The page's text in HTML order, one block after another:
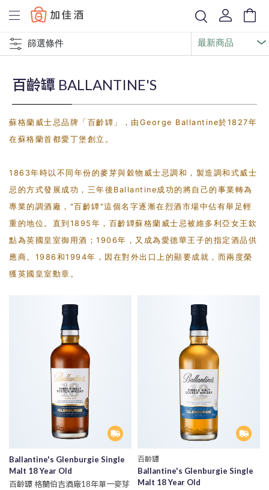
Baccus
篩選條件
百齡罈 BALLANTINE'S
蘇格蘭威士忌品牌「百齡罈」，由George Ballantine於1827年
在蘇格蘭首都愛丁堡創立。
1863年時以不同年份的麥芽與穀物威士忌調和，製造調和式威士
忌的方式發展成功，三年後Ballantine成功的將自己的事業轉為
專業的調酒廠，"百齡罈"這個名字逐漸在烈酒市場中佔有舉足輕
重的地位。直到1895年，百齡罈蘇格蘭威士忌被維多利亞女王欽
點為英國皇室御用酒；1906年，又成為愛德華王子的指定酒品供
應商。1986和1994年，因在對外出口上的顯要成就，而兩度榮
獲英國皇室勳章。
Ballantine's Glenburgie Single
Malt 18 Year Old
百齡罈 格蘭伯吉酒廠18年單一麥芽
百齡罈
Ballantine's Glenburgie Single
Malt 18 Year Old